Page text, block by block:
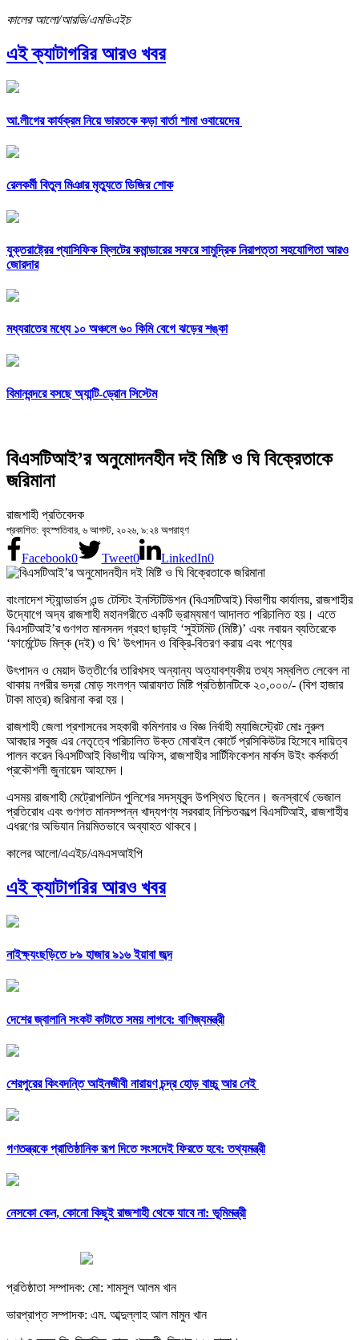
কালের আলো/আরডি/এমডিএইচ
এই ক্যাটাগরির আরও খবর
আ.লীগের কার্যক্রম নিয়ে ভারতকে কড়া বার্তা শামা ওবায়েদের
রেলকর্মী বিতুল মিঞার মৃত্যুতে ডিজির শোক
যুক্তরাষ্ট্রের প্যাসিফিক ফ্লিটের কমান্ডারের সফরে সামুদ্রিক নিরাপত্তা সহযোগিতা আরও
জোরদার
মধ্যরাতের মধ্যে ১০ অঞ্চলে ৬০ কিমি বেগে ঝড়ের শঙ্কা
বিমানবন্দরে বসছে অ্যান্টি-ড্রোন সিস্টেম
বিএসটিআই’র অনুমোদনহীন দই মিষ্টি ও ঘি বিক্রেতাকে
জরিমানা
রাজশাহী প্রতিবেদক
প্রকাশিত: বৃহস্পতিবার, ৬ আগস্ট, ২০২৬, ৯:২৪ অপরাহ্ণ
Facebook0 Tweet0 LinkedIn0
বাংলাদেশ স্ট্যান্ডার্ডস এন্ড টেস্টিং ইনস্টিটিউশন (বিএসটিআই) বিভাগীয় কার্যালয়, রাজশাহীর
উদ্যোগে অদ্য রাজশাহী মহানগরীতে একটি ভ্রাম্যমাণ আদালত পরিচালিত হয়। এতে
বিএসটিআই’র গুণগত মানসনদ গ্রহণ ছাড়াই ‘সুইটমিট (মিষ্টি)’ এবং নবায়ন ব্যতিরেকে
‘ফার্মেন্টেড মিল্ক (দই) ও ঘি’ উৎপাদন ও বিক্রি-বিতরণ করায় এবং পণ্যের
উৎপাদন ও মেয়াদ উত্তীর্ণের তারিখসহ অন্যান্য অত্যাবশ্যকীয় তথ্য সম্বলিত লেবেল না
থাকায় নগরীর ভদ্রা মোড় সংলগ্ন আরাফাত মিষ্টি প্রতিষ্ঠানটিকে ২০,০০০/- (বিশ হাজার
টাকা মাত্র) জরিমানা করা হয়।
রাজশাহী জেলা প্রশাসনের সহকারী কমিশনার ও বিজ্ঞ নির্বাহী ম্যাজিস্ট্রেট মোঃ নুরুল
আবছার সবুজ এর নেতৃত্বে পরিচালিত উক্ত মোবাইল কোর্টে প্রসিকিউটর হিসেবে দায়িত্ব
পালন করেন বিএসটিআই বিভাগীয় অফিস, রাজশাহীর সার্টিফিকেশন মার্কস উইং কর্মকর্তা
প্রকৌশলী জুনায়েদ আহমেদ।
এসময় রাজশাহী মেট্রোপলিটন পুলিশের সদস্যবৃন্দ উপস্থিত ছিলেন। জনস্বার্থে ভেজাল
প্রতিরোধ এবং গুণগত মানসম্পন্ন খাদ্যপণ্য সরবরাহ নিশ্চিতকল্পে বিএসটিআই, রাজশাহীর
এধরণের অভিযান নিয়মিতভাবে অব্যাহত থাকবে।
কালের আলো/এএইচ/এমএসআইপি
এই ক্যাটাগরির আরও খবর
নাইক্ষ্যংছড়িতে ৮৯ হাজার ৯১৬ ইয়াবা জব্দ
দেশের জ্বালানি সংকট কাটাতে সময় লাগবে: বাণিজ্যমন্ত্রী
শেরপুরের কিংবদন্তি আইনজীবী নারায়ণ চন্দ্র হোড় বাচ্চু আর নেই
গণতন্ত্রকে প্রাতিষ্ঠানিক রূপ দিতে সংসদেই ফিরতে হবে: তথ্যমন্ত্রী
নেসকো কেন, কোনো কিছুই রাজশাহী থেকে যাবে না: ভূমিমন্ত্রী
প্রতিষ্ঠাতা সম্পাদক: মো: শামসুল আলম খান
ভারপ্রাপ্ত সম্পাদক: এম. আব্দুল্লাহ আল মামুন খান